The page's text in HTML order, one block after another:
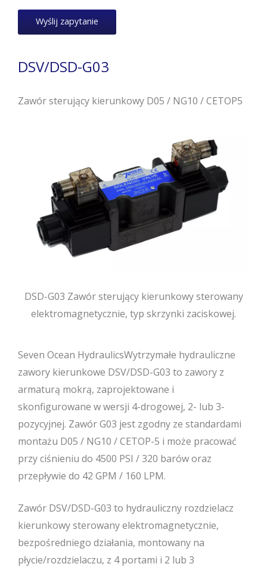
Wyślij zapytanie
DSV/DSD-G03
Zawór sterujący kierunkowy D05 / NG10 / CETOP5
DSD-G03 Zawór sterujący kierunkowy sterowany
elektromagnetycznie, typ skrzynki zaciskowej.
Seven Ocean HydraulicsWytrzymałe hydrauliczne
zawory kierunkowe DSV/DSD-G03 to zawory z
armaturą mokrą, zaprojektowane i
skonfigurowane w wersji 4-drogowej, 2- lub 3-
pozycyjnej. Zawór G03 jest zgodny ze standardami
montażu D05 / NG10 / CETOP-5 i może pracować
przy ciśnieniu do 4500 PSI / 320 barów oraz
przepływie do 42 GPM / 160 LPM.
Zawór DSV/DSD-G03 to hydrauliczny rozdzielacz
kierunkowy sterowany elektromagnetycznie,
bezpośredniego działania, montowany na
płycie/rozdzielaczu, z 4 portami i 2 lub 3